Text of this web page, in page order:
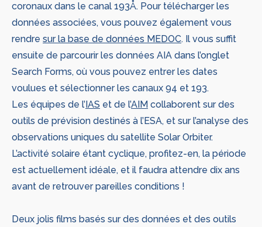
coronaux dans le canal 193Å. Pour télécharger les
données associées, vous pouvez également vous
rendre sur la base de données MEDOC. Il vous suffit
ensuite de parcourir les données AIA dans l’onglet
Search Forms, où vous pouvez entrer les dates
voulues et sélectionner les canaux 94 et 193.
Les équipes de l’IAS et de l’AIM collaborent sur des
outils de prévision destinés à l’ESA, et sur l’analyse des
observations uniques du satellite Solar Orbiter.
L’activité solaire étant cyclique, profitez-en, la période
est actuellement idéale, et il faudra attendre dix ans
avant de retrouver pareilles conditions !
Deux jolis films basés sur des données et des outils